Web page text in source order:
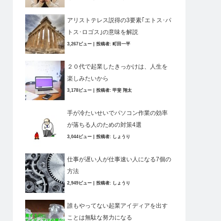
アリストテレス説得の3要素｢エトス･パ
トス･ロゴス｣の意味を解説
3,267ビュー 投稿者: 町田一平
２０代で起業したきっかけは、人生を
楽しみたいから
3,178ビュー 投稿者: 甲斐 翔太
手が冷たいせいでパソコン作業の効率
が落ちる人のための対策4選
3,044ビュー 投稿者: しょうり
仕事が遅い人が仕事速い人になる7個の
方法
2,949ビュー 投稿者: しょうり
誰もやってない起業アイディアを出す
ことは無駄な努力になる